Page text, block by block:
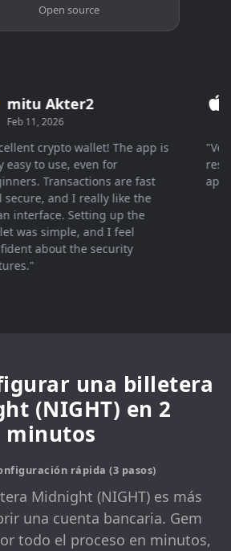
Open source
Akter2
11, 2026
crypto wallet! The app is
to use, even for
Transactions are fast
and I really like the
Setting up the
simple, and I feel
about the security
"Very
una billetera
(NIGHT) en 2
minutos
rápida (3 pasos)
Midnight (NIGHT) es más
una cuenta bancaria. Gem
todo el proceso en minutos,